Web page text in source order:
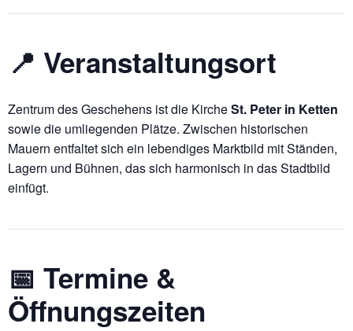
📍 Veranstaltungsort
Zentrum des Geschehens ist die KircheSt. Peter in Ketten
sowie die umliegenden Plätze. Zwischen historischen
Mauern entfaltet sich ein lebendiges Marktbild mit Ständen,
Lagern und Bühnen, das sich harmonisch in das Stadtbild
einfügt.
📅 Termine &
Öffnungszeiten